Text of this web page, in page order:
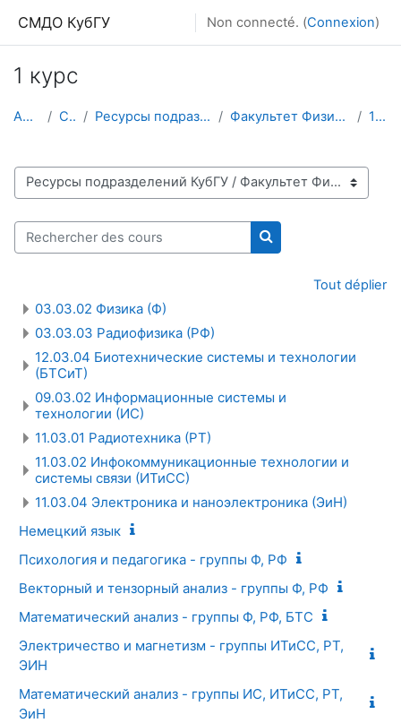
СМДО КубГУ Non connecté. (Connexion)
1 курс
Accueil Cours Ресурсы подразделений КубГУ Факультет Физико-технический 1 курс
Catégories de cours
Rechercher des cours
Rechercher des cours
Tout déplier
03.03.02 Физика (Ф)
03.03.03 Радиофизика (РФ)
12.03.04 Биотехнические системы и технологии
(БТСиТ)
09.03.02 Информационные системы и
технологии (ИС)
11.03.01 Радиотехника (РТ)
11.03.02 Инфокоммуникационные технологии и
системы связи (ИТиСС)
11.03.04 Электроника и наноэлектроника (ЭиН)
Немецкий язык
Психология и педагогика - группы Ф, РФ
Векторный и тензорный анализ - группы Ф, РФ
Математический анализ - группы Ф, РФ, БТС
Электричество и магнетизм - группы ИТиСС, РТ,
ЭИН
Математический анализ - группы ИС, ИТиСС, РТ,
ЭиН